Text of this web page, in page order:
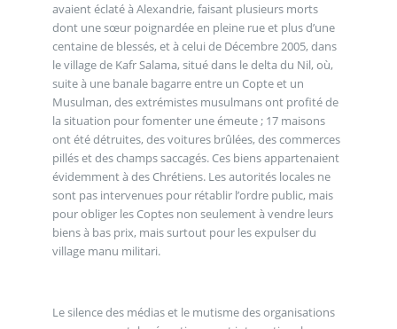
avaient éclaté à Alexandrie, faisant plusieurs morts
dont une sœur poignardée en pleine rue et plus d’une
centaine de blessés, et à celui de Décembre 2005, dans
le village de Kafr Salama, situé dans le delta du Nil, où,
suite à une banale bagarre entre un Copte et un
Musulman, des extrémistes musulmans ont profité de
la situation pour fomenter une émeute ; 17 maisons
ont été détruites, des voitures brûlées, des commerces
pillés et des champs saccagés. Ces biens appartenaient
évidemment à des Chrétiens. Les autorités locales ne
sont pas intervenues pour rétablir l’ordre public, mais
pour obliger les Coptes non seulement à vendre leurs
biens à bas prix, mais surtout pour les expulser du
village manu militari.
Le silence des médias et le mutisme des organisations